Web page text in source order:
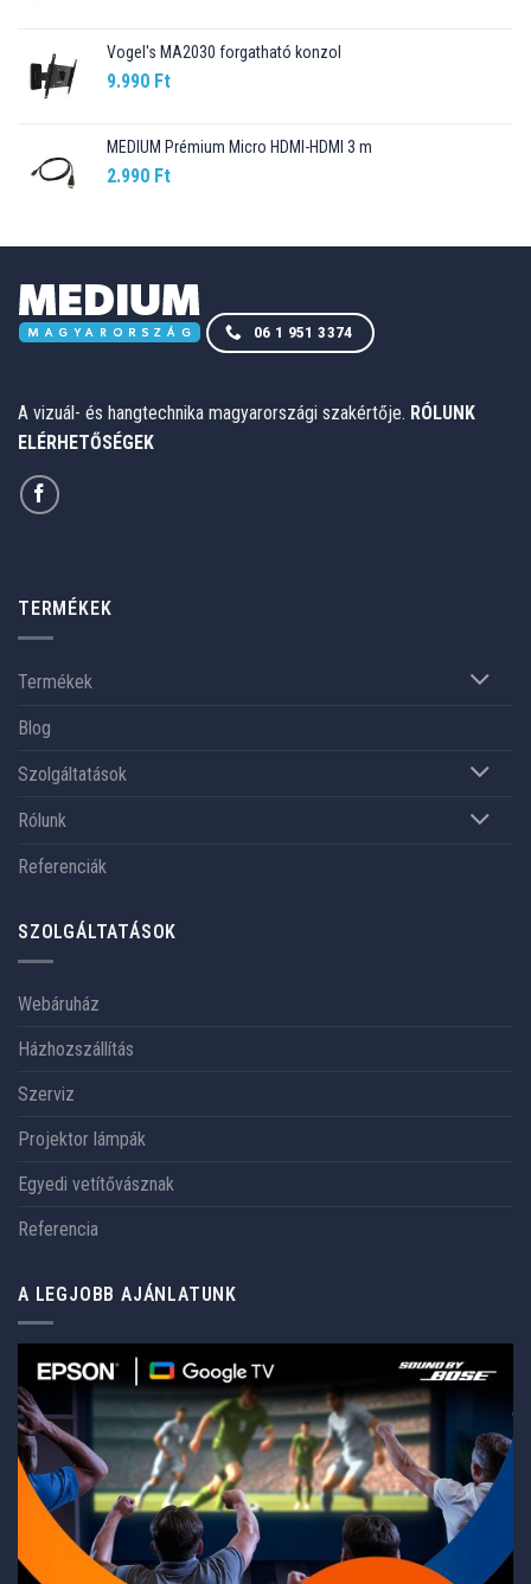
Vogel's MA2030 forgatható konzol
9.990 Ft
MEDIUM Prémium Micro HDMI-HDMI 3 m
2.990 Ft
06 1 951 3374
A vizuál- és hangtechnika magyarországi szakértője. RÓLUNK
ELÉRHETŐSÉGEK
TERMÉKEK
Termékek
Blog
Szolgáltatások
Rólunk
Referenciák
SZOLGÁLTATÁSOK
Webáruház
Házhozszállítás
Szerviz
Projektor lámpák
Egyedi vetítővásznak
Referencia
A LEGJOBB AJÁNLATUNK